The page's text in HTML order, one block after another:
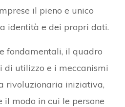
il pieno e unico
identità e dei propri dati.
fondamentali, il quadro
di utilizzo e i meccanismi
rivoluzionaria iniziativa,
modo in cui le persone